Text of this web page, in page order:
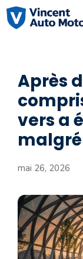
Aller
au
Après
vers a
mai 26, 2026